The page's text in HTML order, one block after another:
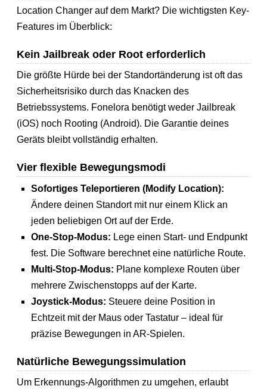
Location Changer auf dem Markt? Die wichtigsten Key-
Features im Überblick:
Kein Jailbreak oder Root erforderlich
Die größte Hürde bei der Standortänderung ist oft das
Sicherheitsrisiko durch das Knacken des
Betriebssystems. Fonelora benötigt weder Jailbreak
(iOS) noch Rooting (Android). Die Garantie deines
Geräts bleibt vollständig erhalten.
Vier flexible Bewegungsmodi
Sofortiges Teleportieren (Modify Location):
Ändere deinen Standort mit nur einem Klick an
jeden beliebigen Ort auf der Erde.
One-Stop-Modus: Lege einen Start- und Endpunkt
fest. Die Software berechnet eine natürliche Route.
Multi-Stop-Modus: Plane komplexe Routen über
mehrere Zwischenstopps auf der Karte.
Joystick-Modus: Steuere deine Position in
Echtzeit mit der Maus oder Tastatur – ideal für
präzise Bewegungen in AR-Spielen.
Natürliche Bewegungssimulation
Um Erkennungs-Algorithmen zu umgehen, erlaubt